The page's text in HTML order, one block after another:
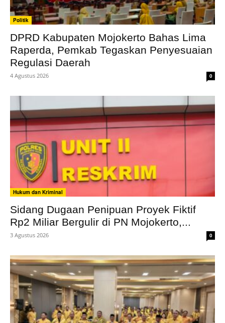
Politik
DPRD Kabupaten Mojokerto Bahas Lima
Raperda, Pemkab Tegaskan Penyesuaian
Regulasi Daerah
4 Agustus 2026 0
Hukum dan Kriminal
Sidang Dugaan Penipuan Proyek Fiktif
Rp2 Miliar Bergulir di PN Mojokerto,...
3 Agustus 2026 0